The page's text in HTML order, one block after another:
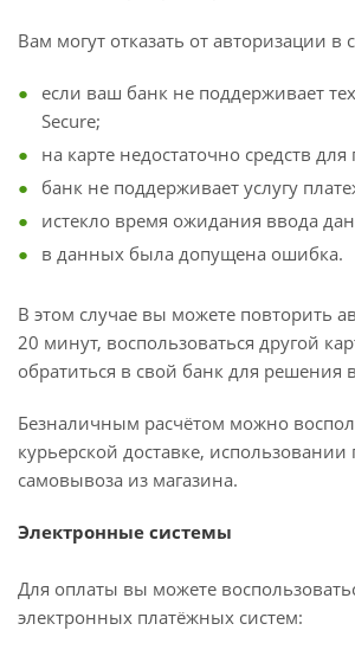
Вам могут отказать от авторизации в
если ваш банк не поддерживает
Secure;
на карте недостаточно средств для
банк не поддерживает услугу
истекло время ожидания ввода
в данных была допущена ошибка.
В этом случае вы можете повторить
20 минут, воспользоваться другой
обратиться в свой банк для решения
Безналичным расчётом можно
курьерской доставке, использовании
самовывоза из магазина.
Электронные системы
Для оплаты вы можете
электронных платёжных систем: